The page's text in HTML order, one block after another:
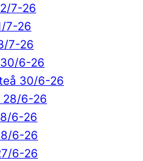
7-26
7-26
7-26
6-26
30/6-26
28/6-26
6-26
6-26
6-26